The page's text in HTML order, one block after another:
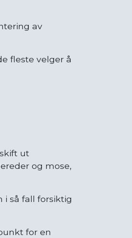
av
fleste velger å
ut
og mose,
i så fall forsiktig
for en